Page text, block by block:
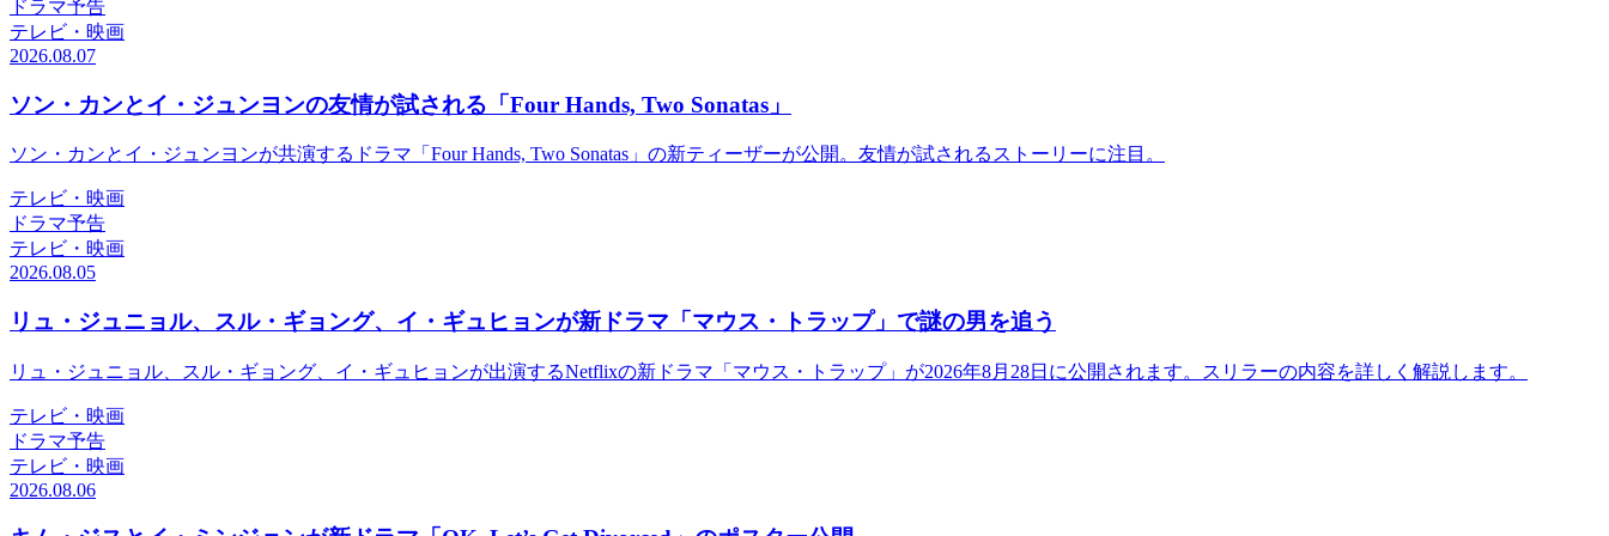
ドラマ予告
テレビ・映画
2026.08.07
ソン・カンとイ・ジュンヨンの友情が試される「Four Hands, Two Sonatas」
ソン・カンとイ・ジュンヨンが共演するドラマ「Four Hands, Two Sonatas」の新ティーザーが公開。友情が試されるストーリーに注目。
テレビ・映画
ドラマ予告
テレビ・映画
2026.08.05
リュ・ジュニョル、スル・ギョング、イ・ギュヒョンが新ドラマ「マウス・トラップ」で謎の男を追う
リュ・ジュニョル、スル・ギョング、イ・ギュヒョンが出演するNetflixの新ドラマ「マウス・トラップ」が2026年8月28日に公開されます。スリラーの内容を詳しく解説します。
テレビ・映画
ドラマ予告
テレビ・映画
2026.08.06